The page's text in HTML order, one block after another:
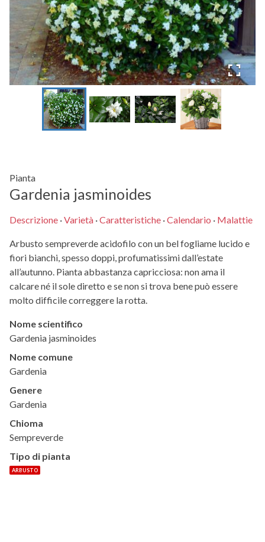
Pianta
Gardenia jasminoides
Descrizione ·Varietà ·Caratteristiche ·Calendario · Malattie
Arbusto sempreverde acidofilo con un bel fogliame lucido e
fiori bianchi, spesso doppi, profumatissimi dall’estate
all’autunno. Pianta abbastanza capricciosa: non ama il
calcare né il sole diretto e se non si trova bene può essere
molto difficile correggere la rotta.
Nome scientifico
Gardenia jasminoides
Nome comune
Gardenia
Genere
Gardenia
Chioma
Sempreverde
Tipo di pianta
ARBUSTO